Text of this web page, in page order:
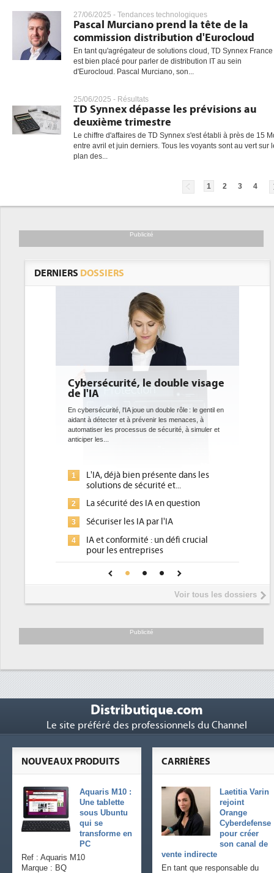
27/06/2025 - Tendances technologiques
Pascal Murciano prend la tête de la
commission distribution d'Eurocloud
En tant qu'agrégateur de solutions cloud, TD Synnex France
est bien placé pour parler de distribution IT au sein
d'Eurocloud. Pascal Murciano, son...
25/06/2025 - Résultats
TD Synnex dépasse les prévisions au
deuxième trimestre
Le chiffre d'affaires de TD Synnex s'est établi à près de 15
entre avril et juin derniers. Tous les voyants sont au vert sur
plan des...
1 2 3 4
Publicité
DERNIERS DOSSIERS
DEE: l'efficacité énergétique
bientôt une obligation pour les
datacenters
Des datacenters plus durables et plus efficaces, c'est
ce que recherchent les pouvoirs publics européens
avec la mise en oeuvre de la nouvelle Directive sur
1
Qu'est-ce que la DEE (directive
d'efficacité énergétique) ?
2
DEE, une pression administrative
place pour répondre à...
Phocea DC dans les cordes pour la
DEE
Interview de Fabrice Coquio,
président de Digital Realty...
soutient les...
Voir tous les dossiers
Publicité
Distributique.com
Le site préféré des professionnels du Channel
CARRIÈRES
Laetitia Varin
rejoint
Orange
Cyberdefense
pour créer
son canal de
vente indirecte
En tant que responsable du
NOUVEAUX PRODUITS
Aquaris M10 :
Une tablette
sous Ubuntu
qui se
transforme en
PC
Ref : Aquaris M10
Marque : BQ